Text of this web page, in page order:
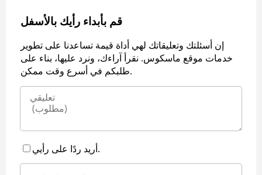
قم بأبداء رأيك بالأسفل
إن أسئلتك وتعليقاتك لهي أداة قيمة تساعدنا على تطوير
خدمات موقع ماسكوس. نقرأ آراءك، ونرد عليها، بناء على
طلبكم في أسرع وقت ممكن.
أريد ردًا على رأيي.